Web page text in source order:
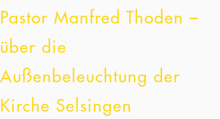
Pastor Manfred Thoden –
über die
Außenbeleuchtung der
Kirche Selsingen